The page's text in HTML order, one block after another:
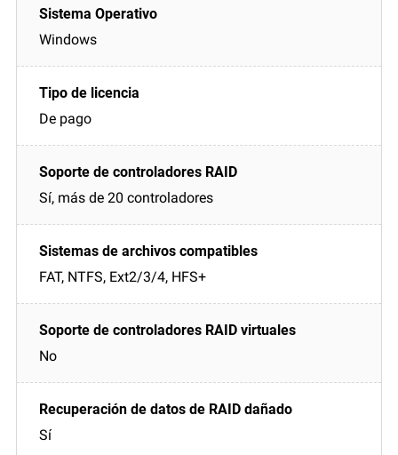
Windows
De pago
Sí, más de 20 controladores
FAT, NTFS, Ext2/3/4, HFS+
No
Sí